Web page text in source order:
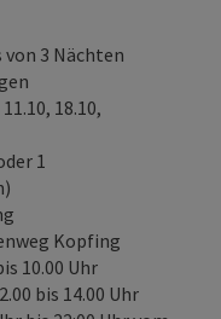
von 3 Nächten
18.10,
1
Kopfing
10.00 Uhr
bis 14.00 Uhr